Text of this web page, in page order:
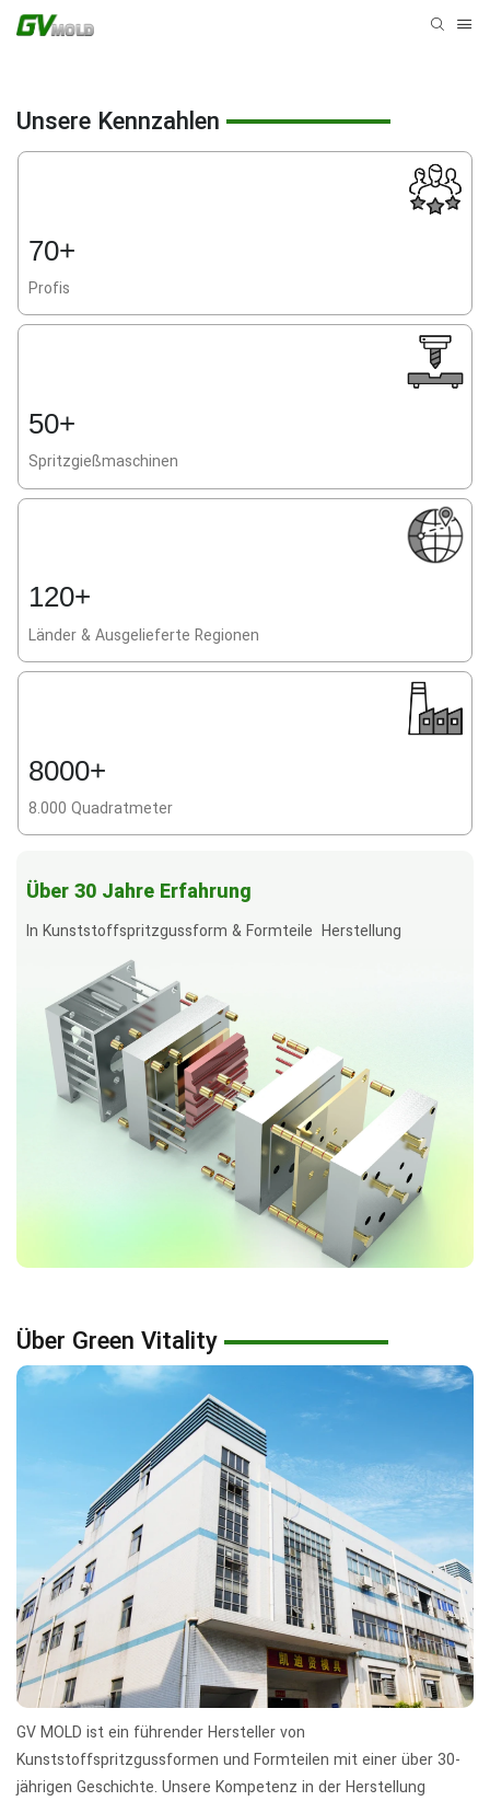
Unsere Kennzahlen
70+
Profis
50+
Spritzgießmaschinen
120+
Länder & Ausgelieferte Regionen
8000+
8.000 Quadratmeter
Über 30 Jahre Erfahrung
In Kunststoffspritzgussform & Formteile Herstellung
Über Green Vitality
GV MOLD ist ein führender Hersteller von
Kunststoffspritzgussformen und Formteilen mit einer über 30-
jährigen Geschichte. Unsere Kompetenz in der Herstellung